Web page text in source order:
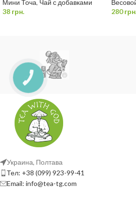
Перед завариванием нужно промыть
следующий пролив
Мини Точа, Чай с добавками
38 грн.
280
Украина, Полтава
Тел: +38 (099) 923-99-41
Email: info@tea-tg.com